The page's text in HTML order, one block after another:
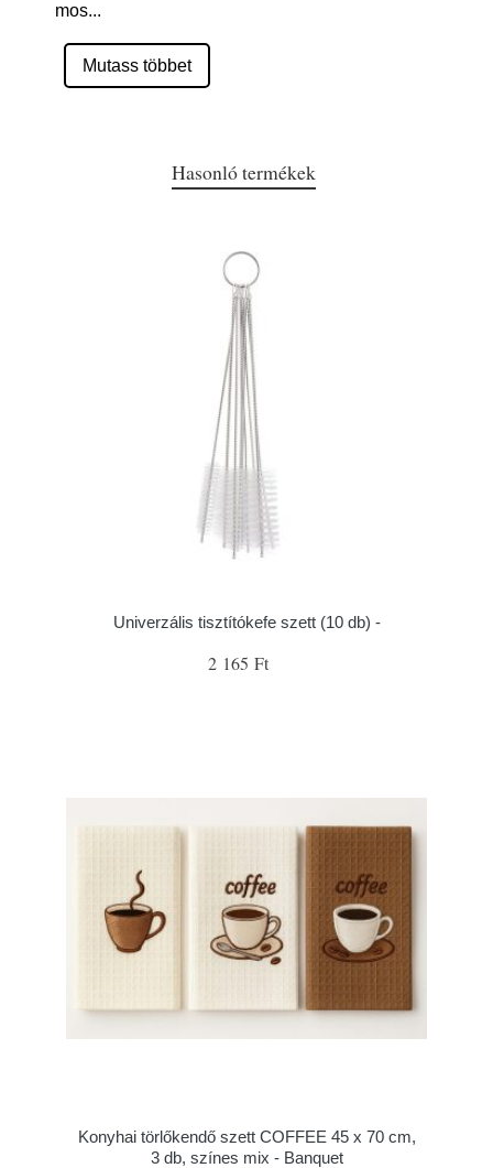
mos...
Mutass többet
Hasonló termékek
Univerzális tisztítókefe szett (10 db) -
2 165 Ft
Konyhai törlőkendő szett COFFEE 45 x 70 cm,
3 db, színes mix - Banquet